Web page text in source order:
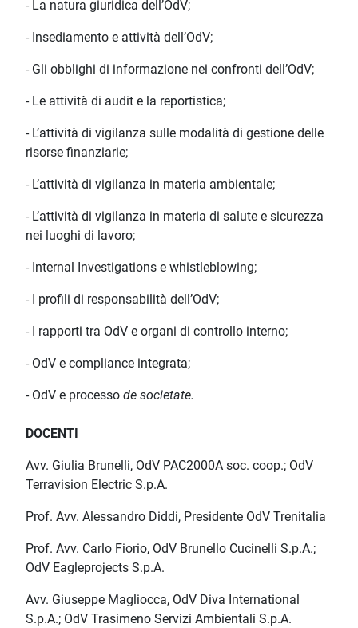
- La natura giuridica dell’OdV;
- Insediamento e attività dell’OdV;
- Gli obblighi di informazione nei confronti dell’OdV;
- Le attività di audit e la reportistica;
- L’attività di vigilanza sulle modalità di gestione delle
risorse finanziarie;
- L’attività di vigilanza in materia ambientale;
- L’attività di vigilanza in materia di salute e sicurezza
nei luoghi di lavoro;
- Internal Investigations e whistleblowing;
- I profili di responsabilità dell’OdV;
- I rapporti tra OdV e organi di controllo interno;
- OdV e compliance integrata;
- OdV e processo de societate.
DOCENTI
Avv. Giulia Brunelli, OdV PAC2000A soc. coop.; OdV
Terravision Electric S.p.A.
Prof. Avv. Alessandro Diddi, Presidente OdV Trenitalia
Prof. Avv. Carlo Fiorio, OdV Brunello Cucinelli S.p.A.;
OdV Eagleprojects S.p.A.
Avv. Giuseppe Magliocca, OdV Diva International
S.p.A.; OdV Trasimeno Servizi Ambientali S.p.A.